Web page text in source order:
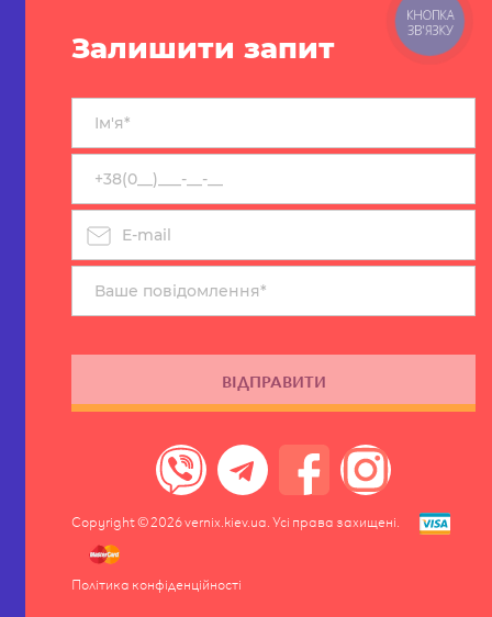
Залишити запит
ВІДПРАВИТИ
Copyright © 2026vernix.kiev.ua . Усі права захищені.
Політика конфіденційності
КНОПКА
ЗВ'ЯЗКУ